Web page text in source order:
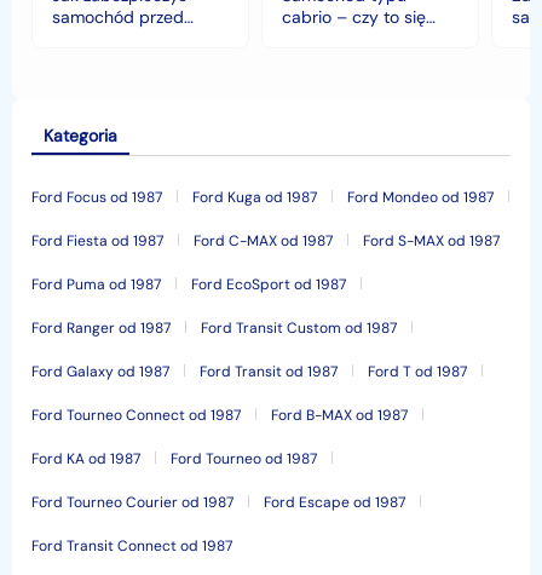
samochód przed
klimacie?
cabrio – czy to się
Kategoria
Ford Focus od 1987 Ford Kuga od 1987 Ford Mondeo od 1987
Ford Fiesta od 1987 Ford C-MAX od 1987 Ford S-MAX od 1987
Ford Puma od 1987 Ford EcoSport od 1987
Ford Ranger od 1987 Ford Transit Custom od 1987
Ford Galaxy od 1987 Ford Transit od 1987 Ford T od 1987
Ford Tourneo Connect od 1987 Ford B-MAX od 1987
Ford KA od 1987 Ford Tourneo od 1987
Ford Tourneo Courier od 1987 Ford Escape od 1987
Ford Transit Connect od 1987